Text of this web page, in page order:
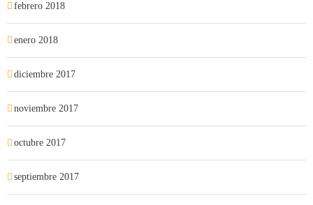
febrero 2018
enero 2018
diciembre 2017
noviembre 2017
octubre 2017
septiembre 2017